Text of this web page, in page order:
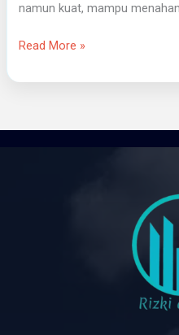
namun kuat, mampu
Read More »